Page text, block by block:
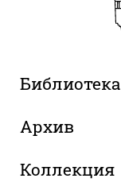
Библиотека
Архив
Коллекция